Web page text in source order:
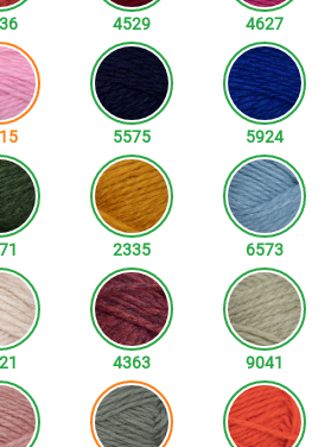
4529 4627
5575 5924
2335 6573
4363 9041